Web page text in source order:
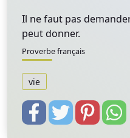
Il ne faut pas
peut donner.
Proverbe français
vie